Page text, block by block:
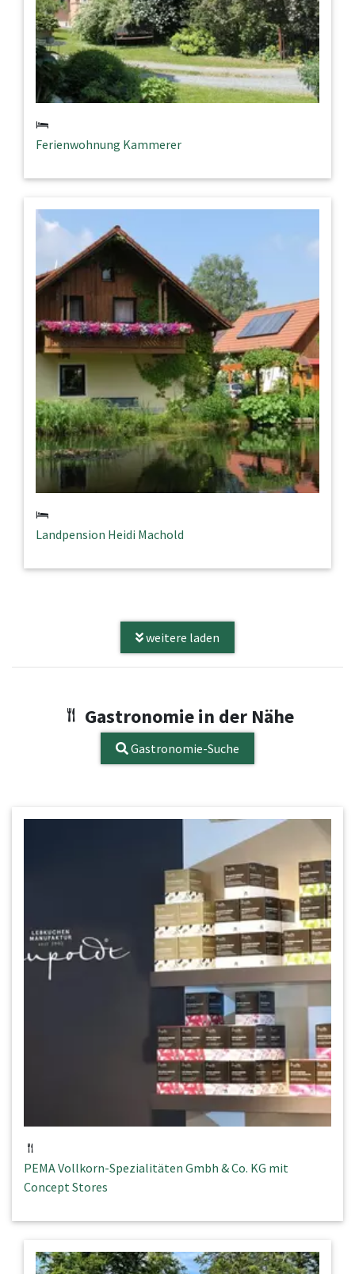
Ferienwohnung Kammerer
Landpension Heidi Machold
weitere laden
Gastronomie in der Nähe
Gastronomie-Suche
PEMA Vollkorn-Spezialitäten Gmbh & Co. KG mit
Concept Stores